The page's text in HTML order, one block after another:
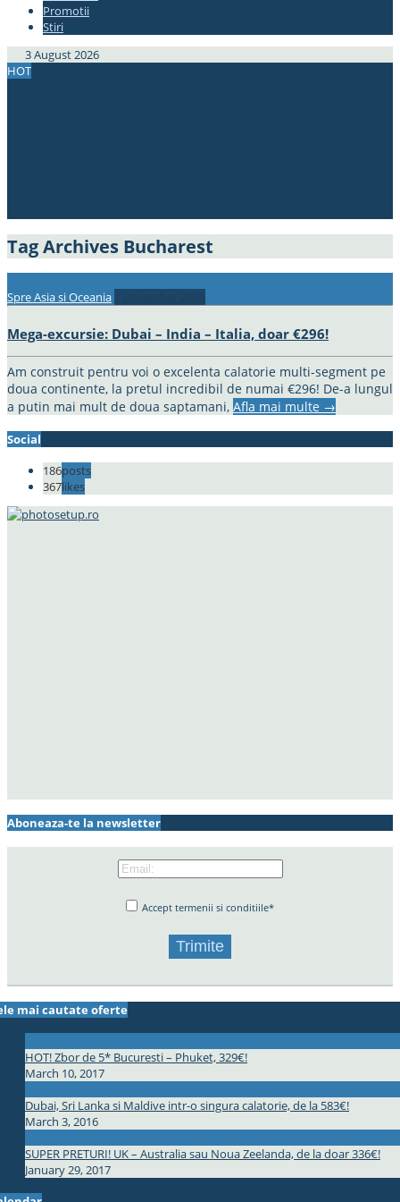
Promotii
Stiri
3 August 2026
HOT
Tag Archives Bucharest
Spre Asia si Oceania
Mega-excursie: Dubai – India – Italia, doar €296!
Am construit pentru voi o excelenta calatorie multi-segment pe
doua continente, la pretul incredibil de numai €296! De-a lungul
a putin mai mult de doua saptamani, Afla mai multe →
Social
186posts
367likes
Aboneaza-te la newsletter
Accept termenii si conditiile*
mai cautate oferte
HOT! Zbor de 5* Bucuresti – Phuket, 329€!
March 10, 2017
Dubai, Sri Lanka si Maldive intr-o singura calatorie, de la 583€!
March 3, 2016
SUPER PRETURI! UK – Australia sau Noua Zeelanda, de la doar 336€!
January 29, 2017